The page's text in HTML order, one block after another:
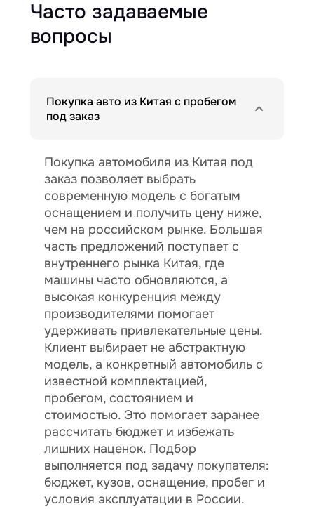
Часто задаваемые
вопросы
Покупка авто из Китая с пробегом
под заказ
Покупка автомобиля из Китая под
заказ позволяет выбрать
современную модель с богатым
оснащением и получить цену ниже,
чем на российском рынке. Большая
часть предложений поступает с
внутреннего рынка Китая, где
машины часто обновляются, а
высокая конкуренция между
производителями помогает
удерживать привлекательные цены.
Клиент выбирает не абстрактную
модель, а конкретный автомобиль с
известной комплектацией,
пробегом, состоянием и
стоимостью. Это помогает заранее
рассчитать бюджет и избежать
лишних наценок. Подбор
выполняется под задачу покупателя:
бюджет, кузов, оснащение, пробег и
условия эксплуатации в России.